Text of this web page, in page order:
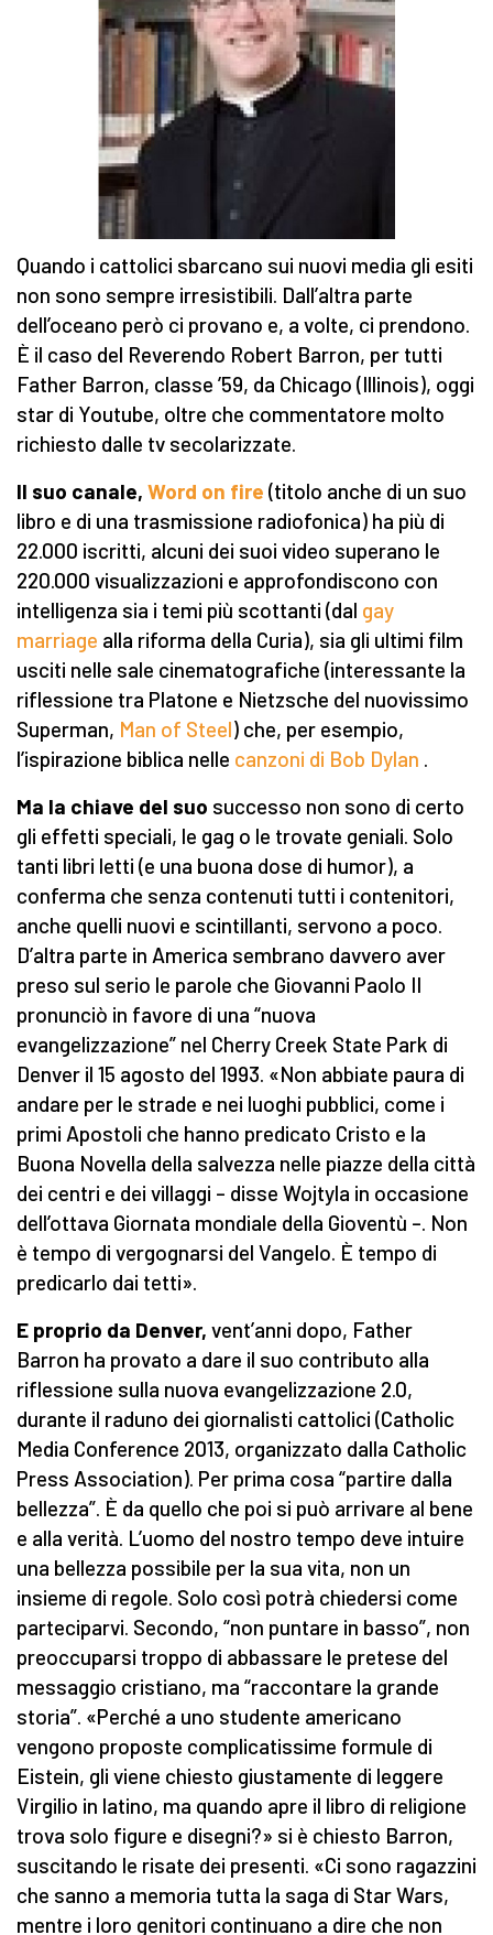
Quando i cattolici sbarcano sui nuovi media gli esiti
non sono sempre irresistibili. Dall’altra parte
dell’oceano però ci provano e, a volte, ci prendono.
È il caso del Reverendo Robert Barron, per tutti
Father Barron, classe ’59, da Chicago (Illinois), oggi
star di Youtube, oltre che commentatore molto
richiesto dalle tv secolarizzate.
Il suo canale, Word on fire (titolo anche di un suo
libro e di una trasmissione radiofonica) ha più di
22.000 iscritti, alcuni dei suoi video superano le
220.000 visualizzazioni e approfondiscono con
intelligenza sia i temi più scottanti (dal gay
marriage alla riforma della Curia), sia gli ultimi film
usciti nelle sale cinematografiche (interessante la
riflessione tra Platone e Nietzsche del nuovissimo
Superman, Man of Steel) che, per esempio,
l’ispirazione biblica nelle canzoni di Bob Dylan .
Ma la chiave del suo successo non sono di certo
gli effetti speciali, le gag o le trovate geniali. Solo
tanti libri letti (e una buona dose di humor), a
conferma che senza contenuti tutti i contenitori,
anche quelli nuovi e scintillanti, servono a poco.
D’altra parte in America sembrano davvero aver
preso sul serio le parole che Giovanni Paolo II
pronunciò in favore di una “nuova
evangelizzazione” nel Cherry Creek State Park di
Denver il 15 agosto del 1993. «Non abbiate paura di
andare per le strade e nei luoghi pubblici, come i
primi Apostoli che hanno predicato Cristo e la
Buona Novella della salvezza nelle piazze della città
dei centri e dei villaggi – disse Wojtyla in occasione
dell’ottava Giornata mondiale della Gioventù –. Non
è tempo di vergognarsi del Vangelo. È tempo di
predicarlo dai tetti».
E proprio da Denver, vent’anni dopo, Father
Barron ha provato a dare il suo contributo alla
riflessione sulla nuova evangelizzazione 2.0,
durante il raduno dei giornalisti cattolici (Catholic
Media Conference 2013, organizzato dalla Catholic
Press Association). Per prima cosa “partire dalla
bellezza”. È da quello che poi si può arrivare al bene
e alla verità. L’uomo del nostro tempo deve intuire
una bellezza possibile per la sua vita, non un
insieme di regole. Solo così potrà chiedersi come
parteciparvi. Secondo, “non puntare in basso”, non
preoccuparsi troppo di abbassare le pretese del
messaggio cristiano, ma “raccontare la grande
storia”. «Perché a uno studente americano
vengono proposte complicatissime formule di
Eistein, gli viene chiesto giustamente di leggere
Virgilio in latino, ma quando apre il libro di religione
trova solo figure e disegni?» si è chiesto Barron,
suscitando le risate dei presenti. «Ci sono ragazzini
che sanno a memoria tutta la saga di Star Wars,
mentre i loro genitori continuano a dire che non